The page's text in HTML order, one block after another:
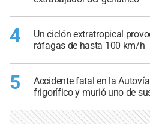
4
Un ciclón extratropical
ráfagas de hasta 100 km/h
5
Accidente fatal en la
frigorífico y murió uno de